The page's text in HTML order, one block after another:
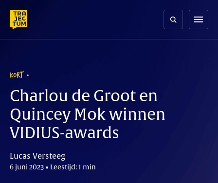
content
menu
KORT
Charlou de Groot en
Quincey Mok winnen
VIDIUS-awards
Lucas Versteeg
6 juni 2023 • Leestijd: 1 min